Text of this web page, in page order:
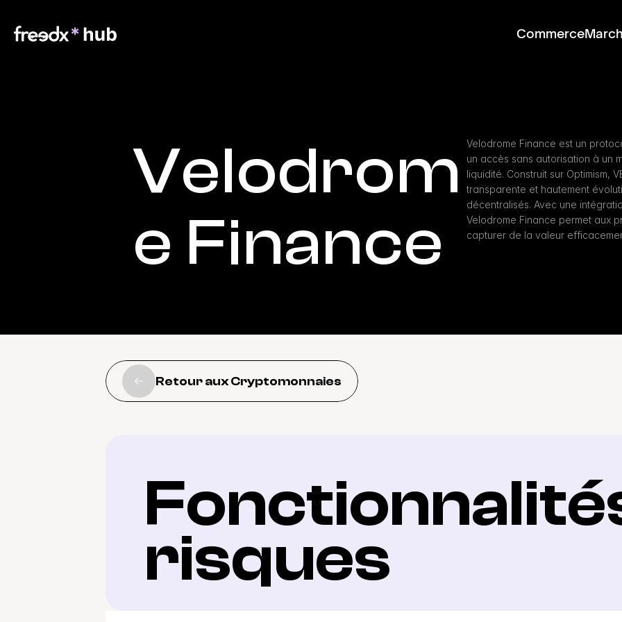
Commerce
Velodrom
e Finance
Velodrome Finance est un
un accès sans autorisation à un
liquidité. Construit sur Optimism,
transparente et hautement
décentralisés. Avec une
Velodrome Finance permet aux
capturer de la valeur
Retour aux Cryptomonnaies
risques